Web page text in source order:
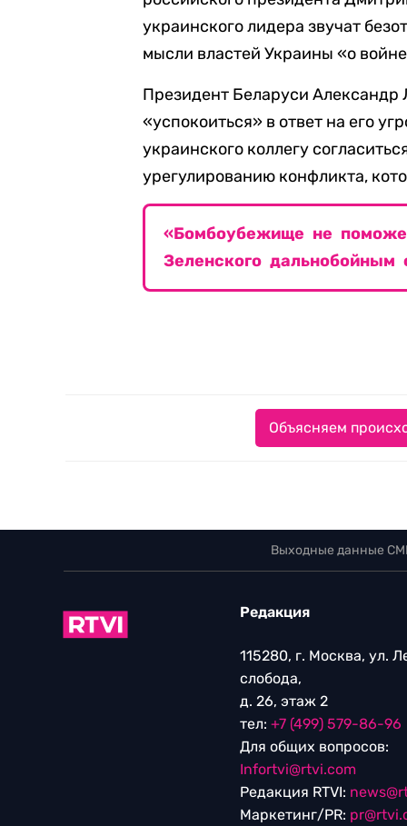
украинского лидера звучат
мысли властей Украины «о
Президент Беларуси
«успокоиться» в ответ на его
украинского коллегу
урегулированию конфликта,
«Бомбоубежище не
Зеленского дальнобойным
Объясняем
Выходные данные
Редакция
115280, г. Москва, ул.
слобода,
д. 26, этаж 2
тел: +7 (499) 579-86-96
Для общих вопросов:
Infortvi@rtvi.com
Редакция RTVI:
Маркетинг/PR: